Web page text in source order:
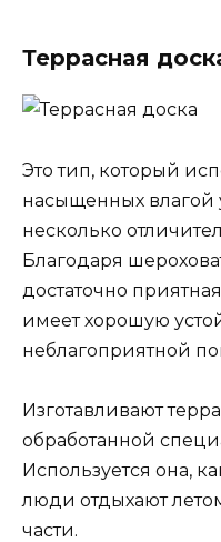
Террасная
Это тип, который
насыщенных влагой
несколько
Благодаря
достаточно
имеет хорошую
неблагоприятной
Изготавливают
обработанной
Используется она,
люди отдыхают
части.